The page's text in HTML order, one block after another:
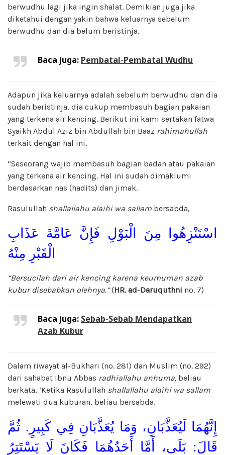
berwudhu lagi jika ingin shalat. Demikian juga jika
diketahui dengan yakin bahwa keluarnya sebelum
berwudhu dan dia belum beristinja.
Baca juga: Pembatal-Pembatal Wudhu
Adapun jika keluarnya adalah sebelum berwudhu dan dia
sudah beristinja, dia cukup membasuh bagian pakaian
yang terkena air kencing. Berikut ini kami sertakan fatwa
Syaikh Abdul Aziz bin Abdullah bin Baaz rahimahullah
terkait dengan hal ini.
“Seseorang wajib membasuh bagian badan atau pakaian
yang terkena air kencing. Hal ini sudah dimaklumi
berdasarkan nas (hadits) dan jimak.
Rasulullah shallallahu alaihi wa sallam bersabda,
اسْتَنْزِهُوا مِنَ الْبَوْلِ فَإِنَّ عَامَّةَ عَذَابِ
الْقَبْرِ مِنْهُ
“Bersucilah dari air kencing karena keumuman azab
kubur disebabkan olehnya.”(HR. ad-Daruquthni no. 7)
Baca juga: Sebab-Sebab Mendapatkan
Azab Kubur
Dalam riwayat al-Bukhari (no. 281) dan Muslim (no. 292)
dari sahabat Ibnu Abbas radhiallahu anhuma, beliau
berkata, ‘Ketika Rasulullah shallallahu alaihi wa sallam
melewati dua kuburan, beliau bersabda,
إِنَّهُمَا لَيُعَذَّبَانِ، وَمَا يُعَذَّبَانِ فِي كَبِيرٍ. ثُمَّ
قَالَ: بَلَى، أَمَّا أَحَدُهُمَا فَكَانَ لَا يَسْتَتِرُ